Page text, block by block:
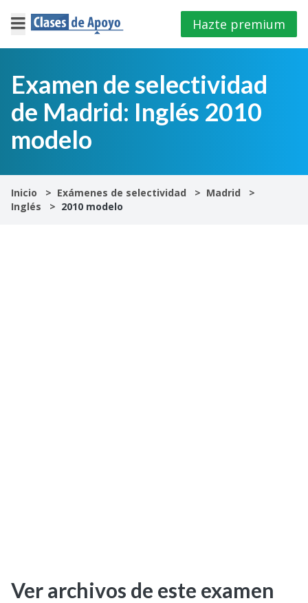
×
Iniciar
sesión
E.S.O
Hazte premium
Examen de selectividad
de Madrid: Inglés 2010
modelo
Inicio Exámenes de selectividad
Madrid
Inglés
2010 modelo
Ver archivos de este examen